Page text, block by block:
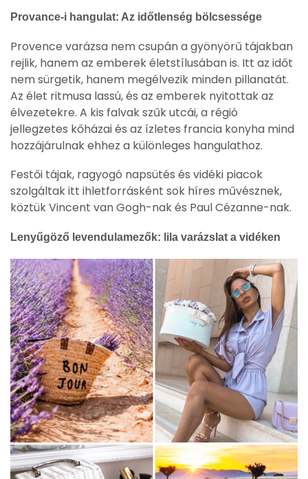
Provance-i hangulat: Az időtlenség bölcsessége
Provence varázsa nem csupán a gyönyörű tájakban
rejlik, hanem az emberek életstílusában is. Itt az időt
nem sürgetik, hanem megélvezik minden pillanatát.
Az élet ritmusa lassú, és az emberek nyitottak az
élvezetekre. A kis falvak szűk utcái, a régió
jellegzetes kőházai és az ízletes francia konyha mind
hozzájárulnak ehhez a különleges hangulathoz.
Festői tájak, ragyogó napsütés és vidéki piacok
szolgáltak itt ihletforrásként sok híres művésznek,
köztük Vincent van Gogh-nak és Paul Cézanne-nak.
Lenyűgöző levendulamezők: lila varázslat a vidéken